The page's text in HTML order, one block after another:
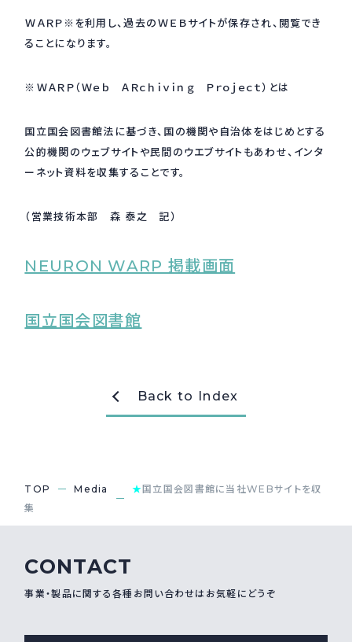
ＷＡＲＰ※を利用し、過去のＷＥＢサイトが保存され、閲覧でき
ることになります。
※ＷＡＲＰ（Ｗｅｂ ＡＲｃｈｉｖｉｎｇ Ｐｒｏｊｅｃｔ）とは
国立国会図書館法に基づき、国の機関や自治体をはじめとする
公的機関のウェブサイトや民間のウエブサイトもあわせ、インタ
ーネット資料を収集することです。
（営業技術本部 森 泰之 記）
NEURON WARP 掲載画面
国立国会図書館
Back to Index
TOP Media ★国立国会図書館に当社WEBサイトを収
集
CONTACT
事業・製品に関する各種お問い合わせはお気軽にどうぞ